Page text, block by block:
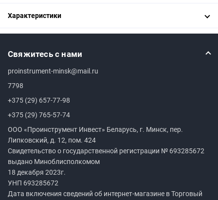
Характеристики
Свяжитесь с нами
proinstrument-minsk@mail.ru
7798
+375 (29) 657-77-98
+375 (29) 765-57-74
ООО «Проинструмент Инвест» Беларусь, г. Минск, пер.
Липковский, д. 12, пом. 424
Свидетельство о государственной регистрации № 693285672
выдано Миноблисполкомом
18 декабря 2023г.
УНП 693285672
Дата включения сведений об интернет-магазине в Торговый